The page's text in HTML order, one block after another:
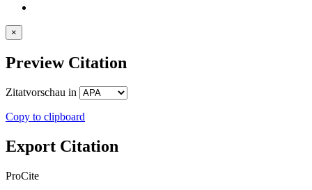
×
Preview Citation
Zitatvorschau in
Copy to clipboard
Export Citation
ProCite